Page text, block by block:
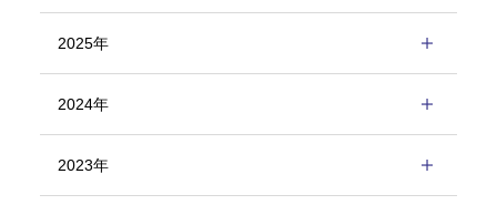
2025年
2024年
2023年